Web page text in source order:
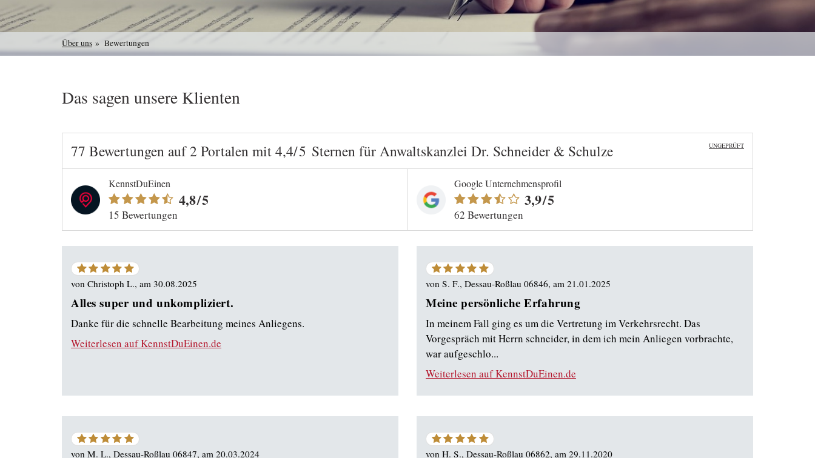
Über uns Bewertungen
Das sagen unsere Klienten
UNGEPRÜFT
77 Bewertungen auf2 Portalenmit4,4/5 SternenfürAnwaltskanzlei Dr. Schneider & Schulze
KennstDuEinen
4,8/5
15 Bewertungen
Google Unternehmensprofil
3,9/5
62 Bewertungen
5von
Sternen
von Christoph L., am 30.08.2025
Alles super und unkompliziert.
Danke für die schnelle Bearbeitung meines Anliegens.
Weiterlesen auf KennstDuEinen.de
5von
Sternen
von S. F., Dessau-Roßlau 06846, am 21.01.2025
Meine persönliche Erfahrung
In meinem Fall ging es um die Vertretung im Verkehrsrecht. Das
Vorgespräch mit Herrn schneider, in dem ich mein Anliegen vorbrachte,
war aufgeschlo...
Weiterlesen auf KennstDuEinen.de
5von
von M. L., Dessau-Roßlau 06847, am 20.03.2024
5von
von H. S., Dessau-Roßlau 06862, am 29.11.2020